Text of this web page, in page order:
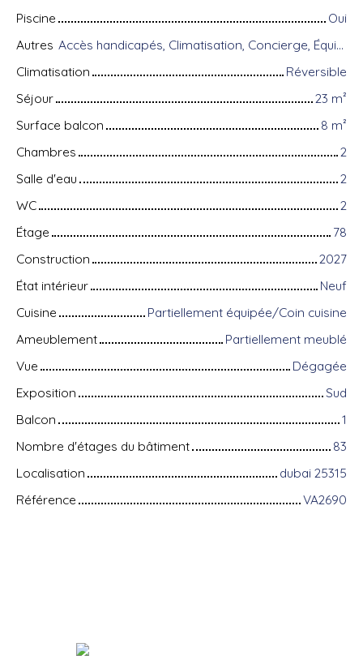
Piscine
Oui
Autres
Accès handicapés, Climatisation, Concierge, Équipements domotiques, Fibre optique, Gardien, Porte blindée, Système d'alarme, Visiophone
Climatisation
Réversible
Séjour
23 m²
Surface balcon
8 m²
Chambres
2
Salle d'eau
2
WC
2
Étage
78
Construction
2027
État intérieur
Neuf
Cuisine
Partiellement équipée/Coin cuisine
Ameublement
Partiellement meublé
Vue
Dégagée
Exposition
Sud
Balcon
1
Nombre d'étages du bâtiment
83
Localisation
dubai 25315
Référence
VA2690